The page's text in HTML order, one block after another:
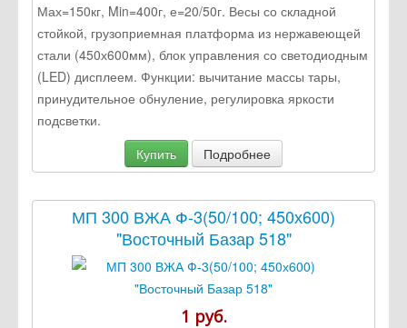
Мах=150кг, Min=400г, е=20/50г. Весы со складной
стойкой, грузоприемная платформа из нержавеющей
стали (450х600мм), блок управления со светодиодным
(LED) дисплеем. Функции: вычитание массы тары,
принудительное обнуление, регулировка яркости
подсветки.
Купить
Подробнее
МП 300 ВЖА Ф-3(50/100; 450х600)
"Восточный Базар 518"
1 руб.